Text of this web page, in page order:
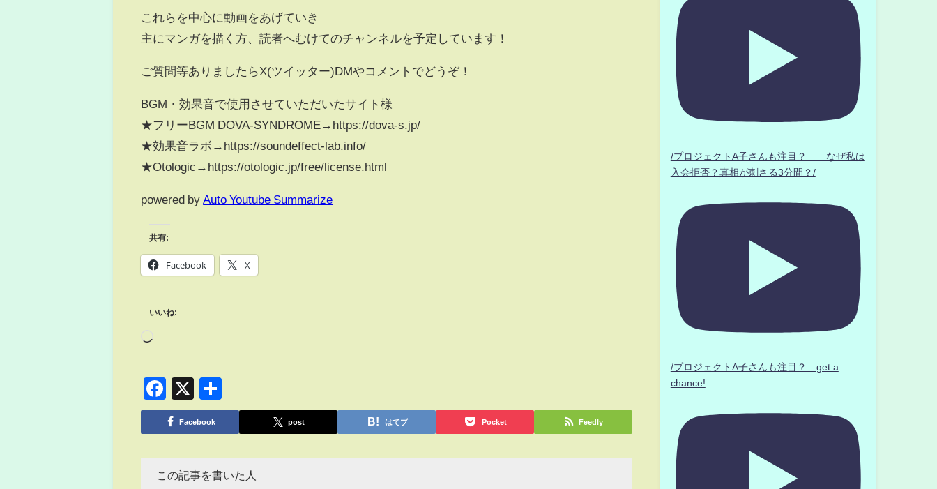
これらを中心に動画をあげていき
主にマンガを描く方、読者へむけてのチャンネルを予定しています！
ご質問等ありましたらX(ツイッター)DMやコメントでどうぞ！
BGM・効果音で使用させていただいたサイト様
★フリーBGM DOVA-SYNDROME→https://dova-s.jp/
★効果音ラボ→https://soundeffect-lab.info/
★Otologic→https://otologic.jp/free/license.html
powered by Auto Youtube Summarize
共有:
Facebook X
いいね:
Facebook
X
有
Facebook post はてブ Pocket Feedly
この記事を書いた人
/プロジェクトA子さんも注目？ なぜ私は
入会拒否？真相が刺さる3分間？/
/プロジェクトA子さんも注目？ get a
chance!